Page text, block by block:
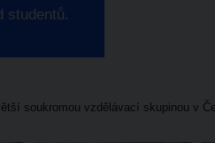
studentů.
soukromou vzdělávací skupinou v